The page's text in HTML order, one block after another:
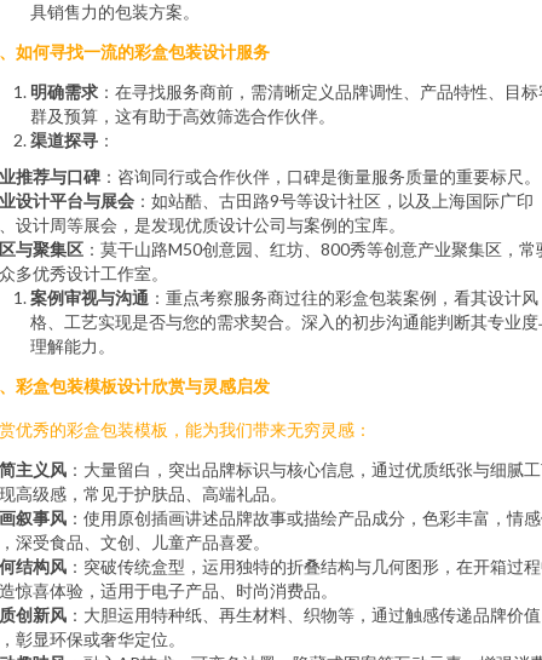
具销售力的包装方案。
如何寻找一流的彩盒包装设计服务
明确需求 ：在寻找服务商前，需清晰定义品牌调性、产品特性、目标
群及预算，这有助于高效筛选合作伙伴。
渠道探寻 ：
推荐与口碑 ：咨询同行或合作伙伴，口碑是衡量服务质量的重要标尺。
设计平台与展会 ：如站酷、古田路9号等设计社区，以及上海国际广印
设计周等展会，是发现优质设计公司与案例的宝库。
与聚集区 ：莫干山路M50创意园、红坊、800秀等创意产业聚集区，常
多优秀设计工作室。
案例审视与沟通 ：重点考察服务商过往的彩盒包装案例，看其设计风
格、工艺实现是否与您的需求契合。深入的初步沟通能判断其专业度
理解能力。
彩盒包装模板设计欣赏与灵感启发
优秀的彩盒包装模板，能为我们带来无穷灵感：
主义风 ：大量留白，突出品牌标识与核心信息，通过优质纸张与细腻
高级感，常见于护肤品、高端礼品。
叙事风 ：使用原创插画讲述品牌故事或描绘产品成分，色彩丰富，情
深受食品、文创、儿童产品喜爱。
结构风 ：突破传统盒型，运用独特的折叠结构与几何图形，在开箱过
惊喜体验，适用于电子产品、时尚消费品。
创新风 ：大胆运用特种纸、再生材料、织物等，通过触感传递品牌价值
彰显环保或奢华定位。